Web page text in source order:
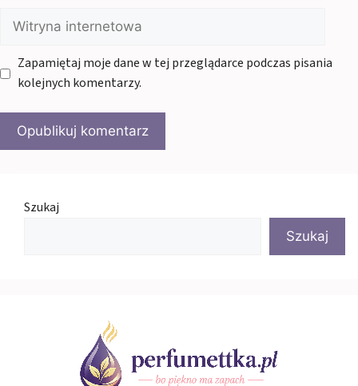
Witryna
internetowa
Zapamiętaj moje dane w tej przeglądarce podczas pisania
kolejnych komentarzy.
Szukaj
Szukaj